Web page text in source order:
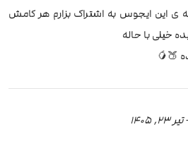
ی این ایجوس به اشتراک بزارم هر کامش
خیلی با حاله
🍑🥭
تیر 23, 1405